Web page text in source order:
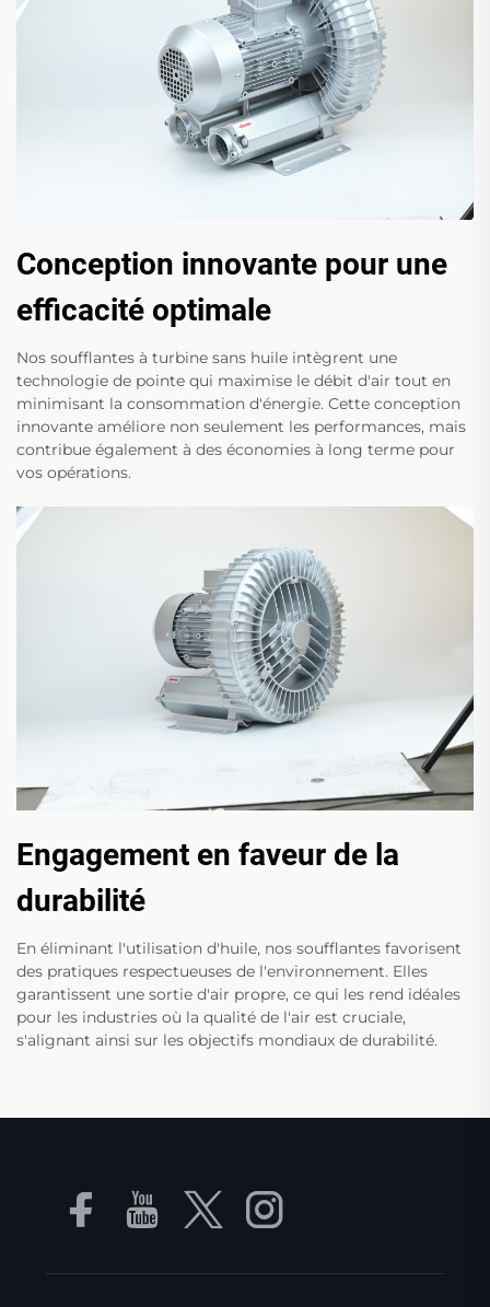
Conception innovante pour une
efficacité optimale
Nos soufflantes à turbine sans huile intègrent une
technologie de pointe qui maximise le débit d'air tout en
minimisant la consommation d'énergie. Cette conception
innovante améliore non seulement les performances, mais
contribue également à des économies à long terme pour
vos opérations.
Engagement en faveur de la
durabilité
En éliminant l'utilisation d'huile, nos soufflantes favorisent
des pratiques respectueuses de l'environnement. Elles
garantissent une sortie d'air propre, ce qui les rend idéales
pour les industries où la qualité de l'air est cruciale,
s'alignant ainsi sur les objectifs mondiaux de durabilité.